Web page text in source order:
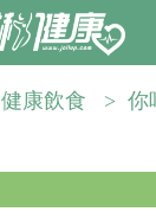
健康飲食 > 你